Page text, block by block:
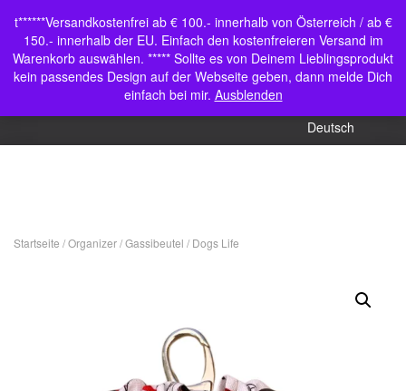
t******Versandkostenfrei ab € 100.- innerhalb von Österreich / ab €
150.- innerhalb der EU. Einfach den kostenfreieren Versand im
Warenkorb auswählen. ***** Sollte es von Deinem Lieblingsprodukt
kein passendes Design auf der Webseite geben, dann melde Dich
einfach bei mir. Ausblenden
Shop
Mein Konto
Deutsch
Navigation
umschalten
Startseite /Organizer/Gassibeutel / Dogs Life